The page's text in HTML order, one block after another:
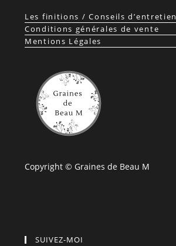
Les finitions / Conseils d’entretien
Conditions générales de vente
Mentions Légales
Copyright © Graines de Beau M
SUIVEZ-MOI